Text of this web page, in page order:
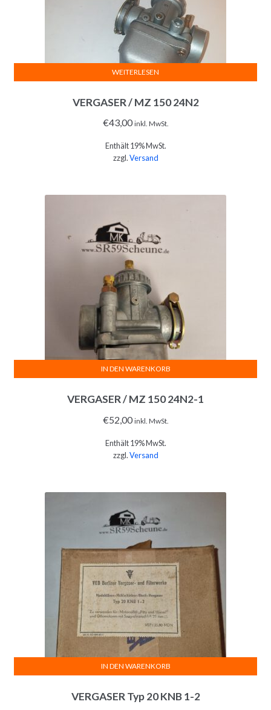
VERGASER / MZ 150 24N2
€43,00 inkl. MwSt.
Enthält 19% MwSt.
zzgl.Versand
WEITERLESEN
VERGASER / MZ 150 24N2-1
€52,00 inkl. MwSt.
Enthält 19% MwSt.
zzgl.Versand
IN DEN WARENKORB
VERGASER Typ 20 KNB 1-2
IN DEN WARENKORB